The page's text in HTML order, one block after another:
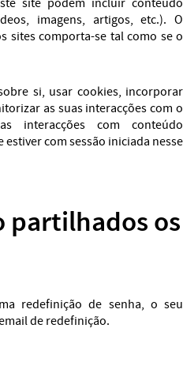
site podem incluir conteúdo
imagens, artigos, etc.). O
sites comporta-se tal como se o
si, usar cookies, incorporar
as suas interacções com o
interacções com conteúdo
com sessão iniciada nesse
partilhados os
redefinição de senha, o seu
de redefinição.